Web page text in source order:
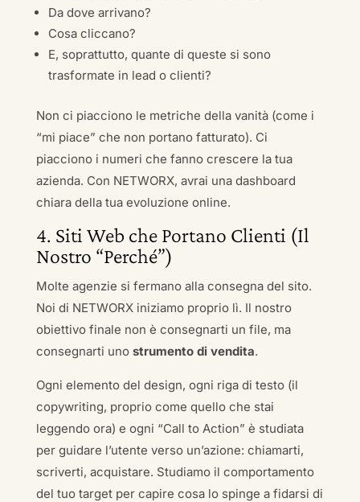
Da dove arrivano?
Cosa cliccano?
E, soprattutto, quante di queste si sono
trasformate in lead o clienti?
Non ci piacciono le metriche della vanità (come i
“mi piace” che non portano fatturato). Ci
piacciono i numeri che fanno crescere la tua
azienda. Con NETWORX, avrai una dashboard
chiara della tua evoluzione online.
4. Siti Web che Portano Clienti (Il
Nostro “Perché”)
Molte agenzie si fermano alla consegna del sito.
Noi di NETWORX iniziamo proprio lì. Il nostro
obiettivo finale non è consegnarti un file, ma
consegnarti uno strumento di vendita.
Ogni elemento del design, ogni riga di testo (il
copywriting, proprio come quello che stai
leggendo ora) e ogni “Call to Action” è studiata
per guidare l’utente verso un’azione: chiamarti,
scriverti, acquistare. Studiamo il comportamento
del tuo target per capire cosa lo spinge a fidarsi di